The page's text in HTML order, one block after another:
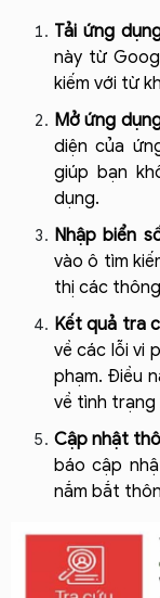
Tải ứng
này từ
kiếm với từ
Mở ứng
diện của
giúp bạn
dụng.
Nhập biển
vào ô tìm
thị các
Kết quả tra
về các lỗi vi
phạm. Điều
về tình trạng
Cập nhật
báo cập
nắm bắt